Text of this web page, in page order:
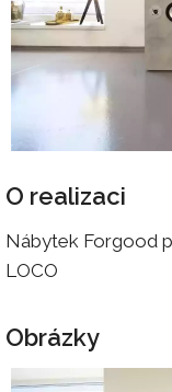
O realizaci
Nábytek Forgood
LOCO
Obrázky